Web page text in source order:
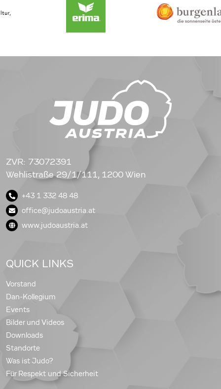
ZVR: 73072391
Wehlistraße 29/1/111, 1200 Wien
+43 1 332 48 48
office@judoaustria.at
www.judoaustria.at
QUICK LINKS
Vorstand
Dan-Kollegium
Events
Bilder und Videos
Downloads
Standorte
Was ist Judo?
Für Respekt und Sicherheit